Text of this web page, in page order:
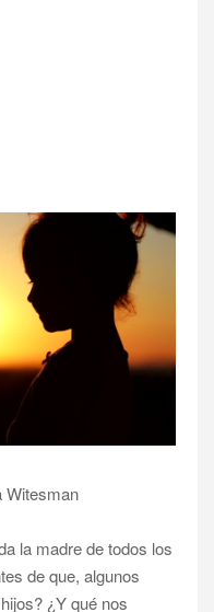
Witesman
la madre de todos los
de que, algunos
¿Y qué nos